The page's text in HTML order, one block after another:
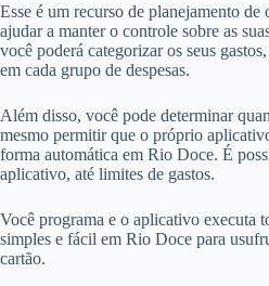
Esse é um recurso de planejamento
ajudar a manter o controle sobre as
você poderá categorizar os seus
em cada grupo de despesas.
Além disso, você pode determinar
mesmo permitir que o próprio
forma automática em Rio Doce. É
aplicativo, até limites de gastos.
Você programa e o aplicativo executa
simples e fácil em Rio Doce para
cartão.